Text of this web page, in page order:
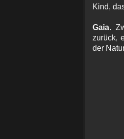
Kind,
Gaia.
zurück,
der